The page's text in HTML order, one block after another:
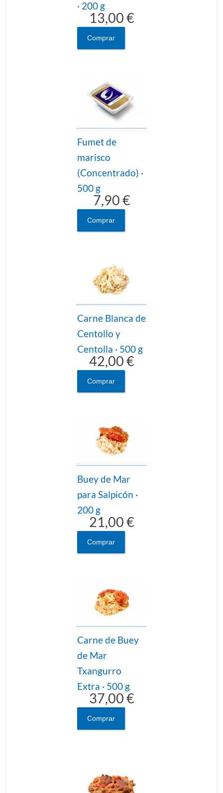
· 200 g
13,00 €
Comprar
Fumet de
marisco
(Concentrado) ·
500 g
7,90 €
Comprar
Carne Blanca de
Centollo y
Centolla · 500 g
42,00 €
Comprar
Buey de Mar
para Salpicón ·
200 g
21,00 €
Comprar
Carne de Buey
de Mar
Txangurro
Extra · 500 g
37,00 €
Comprar